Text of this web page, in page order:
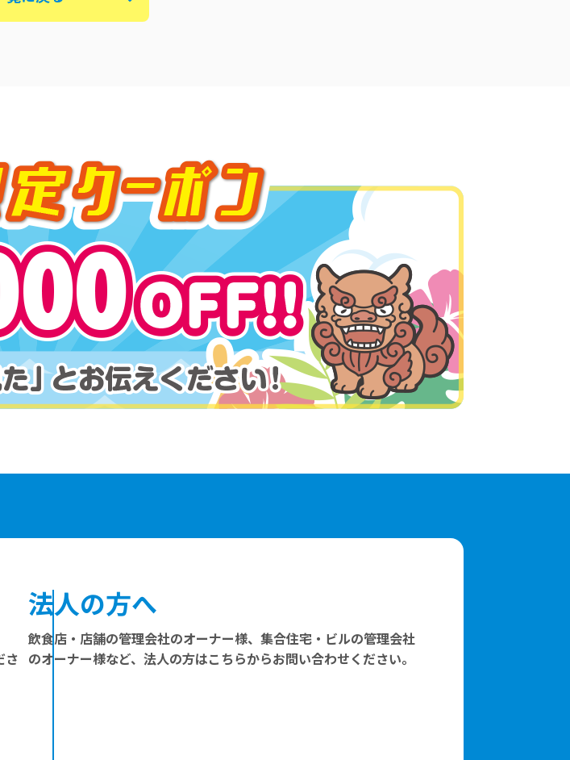
さ
法人の方へ
飲食店・店舗の管理会社のオーナー様、集合住宅・ビルの管理会社
のオーナー様など、法人の方はこちらからお問い合わせください。